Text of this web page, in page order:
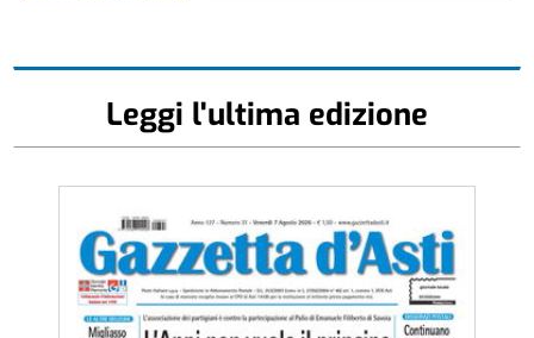
Leggi l'ultima edizione